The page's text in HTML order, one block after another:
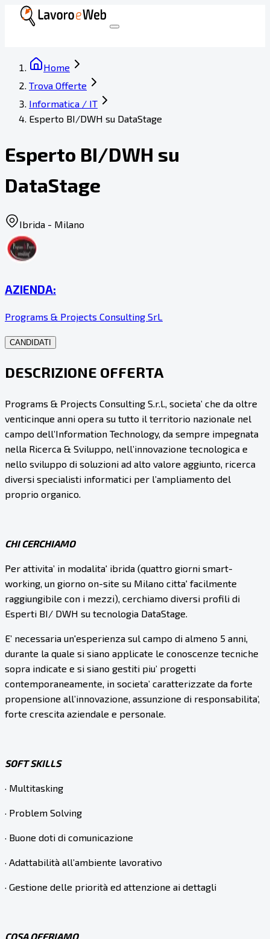
Home
Trova Offerte
Informatica / IT
Esperto BI/DWH su DataStage
Esperto BI/DWH su
DataStage
Ibrida - Milano
AZIENDA:
Programs & Projects Consulting SrL
CANDIDATI
DESCRIZIONE OFFERTA
Programs & Projects Consulting S.r.l., societa’ che da oltre
venticinque anni opera su tutto il territorio nazionale nel
campo dell’Information Technology, da sempre impegnata
nella Ricerca & Sviluppo, nell’innovazione tecnologica e
nello sviluppo di soluzioni ad alto valore aggiunto, ricerca
diversi specialisti informatici per l’ampliamento del
proprio organico.
CHI CERCHIAMO
Per attivita’ in modalita' ibrida (quattro giorni smart-
working, un giorno on-site su Milano citta' facilmente
raggiungibile con i mezzi), cerchiamo diversi profili di
Esperti BI/ DWH su tecnologia DataStage.
E’ necessaria un'esperienza sul campo di almeno 5 anni,
durante la quale si siano applicate le conoscenze tecniche
sopra indicate e si siano gestiti piu’ progetti
contemporaneamente, in societa’ caratterizzate da forte
propensione all’innovazione, assunzione di responsabilita’,
forte crescita aziendale e personale.
SOFT SKILLS
· Multitasking
· Problem Solving
· Buone doti di comunicazione
· Adattabilità all’ambiente lavorativo
· Gestione delle priorità ed attenzione ai dettagli
COSA OFFRIAMO